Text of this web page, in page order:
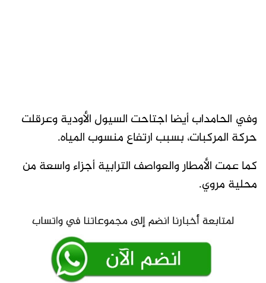
وفي الحامداب أيضا اجتاحت السيول الأودية وعرقلت
حركة المركبات، بسبب ارتفاع منسوب المياه.
كما عمت الأمطار والعواصف الترابية أجزاء واسعة من
محلية مروي.